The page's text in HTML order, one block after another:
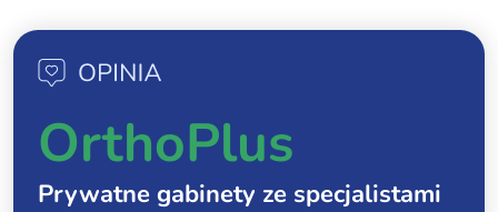
OrthoPlus
Prywatne gabinety ze specjalistami